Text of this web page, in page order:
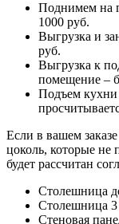
Поднимем на
1000 руб.
Выгрузка и
руб.
Выгрузка к
помещение –
Подъем кухни
Если в вашем
цоколь, которые не
будет рассчитан
Столешница
Столешница 3
Стеновая